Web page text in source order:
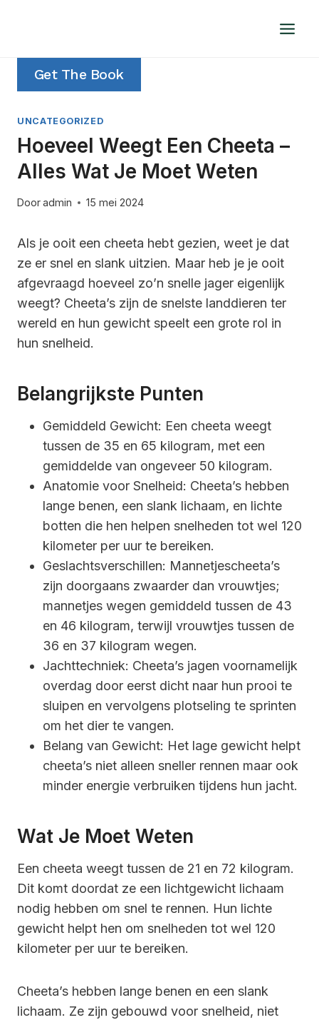
Get The Book
UNCATEGORIZED
Hoeveel Weegt Een Cheeta –
Alles Wat Je Moet Weten
Dooradmin 15 mei 2024
Als je ooit een cheeta hebt gezien, weet je dat
ze er snel en slank uitzien. Maar heb je je ooit
afgevraagd hoeveel zo’n snelle jager eigenlijk
weegt? Cheeta’s zijn de snelste landdieren ter
wereld en hun gewicht speelt een grote rol in
hun snelheid.
Belangrijkste Punten
Gemiddeld Gewicht: Een cheeta weegt
tussen de 35 en 65 kilogram, met een
gemiddelde van ongeveer 50 kilogram.
Anatomie voor Snelheid: Cheeta’s hebben
lange benen, een slank lichaam, en lichte
botten die hen helpen snelheden tot wel 120
kilometer per uur te bereiken.
Geslachtsverschillen: Mannetjescheeta’s
zijn doorgaans zwaarder dan vrouwtjes;
mannetjes wegen gemiddeld tussen de 43
en 46 kilogram, terwijl vrouwtjes tussen de
36 en 37 kilogram wegen.
Jachttechniek: Cheeta’s jagen voornamelijk
overdag door eerst dicht naar hun prooi te
sluipen en vervolgens plotseling te sprinten
om het dier te vangen.
Belang van Gewicht: Het lage gewicht helpt
cheeta’s niet alleen sneller rennen maar ook
minder energie verbruiken tijdens hun jacht.
Wat Je Moet Weten
Een cheeta weegt tussen de 21 en 72 kilogram.
Dit komt doordat ze een lichtgewicht lichaam
nodig hebben om snel te rennen. Hun lichte
gewicht helpt hen om snelheden tot wel 120
kilometer per uur te bereiken.
Cheeta’s hebben lange benen en een slank
lichaam. Ze zijn gebouwd voor snelheid, niet